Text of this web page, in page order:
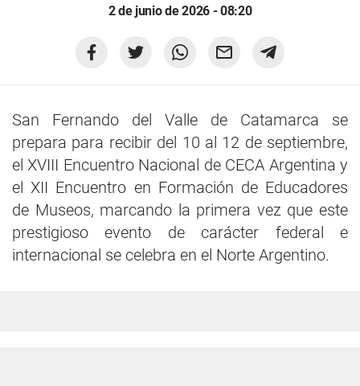
2 de junio de 2026 - 08:20
San Fernando del Valle de Catamarca se
prepara para recibir del 10 al 12 de septiembre,
el XVIII Encuentro Nacional de CECA Argentina y
el XII Encuentro en Formación de Educadores
de Museos, marcando la primera vez que este
prestigioso evento de carácter federal e
internacional se celebra en el Norte Argentino.